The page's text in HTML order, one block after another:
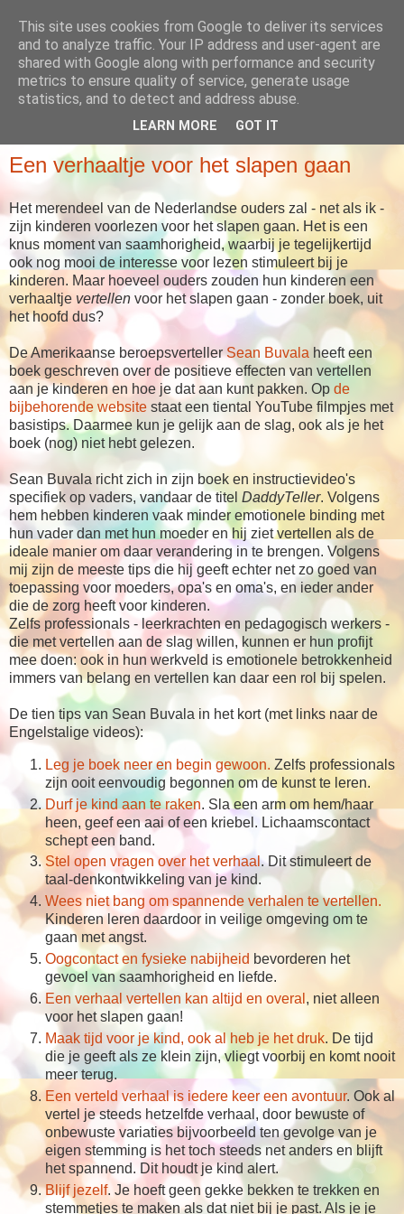
Babboes' blog
... meer dan alleen maar verhalen
Een verhaaltje voor het slapen gaan
Het merendeel van de Nederlandse ouders zal - net als ik -
zijn kinderen voorlezen voor het slapen gaan. Het is een
knus moment van saamhorigheid, waarbij je tegelijkertijd
ook nog mooi de interesse voor lezen stimuleert bij je
kinderen. Maar hoeveel ouders zouden hun kinderen een
verhaaltje vertellen voor het slapen gaan - zonder boek, uit
het hoofd dus?
De Amerikaanse beroepsvertellerSean Buvala heeft een
boek geschreven over de positieve effecten van vertellen
aan je kinderen en hoe je dat aan kunt pakken. Op de
bijbehorende website staat een tiental YouTube filmpjes met
basistips. Daarmee kun je gelijk aan de slag, ook als je het
boek (nog) niet hebt gelezen.
Sean Buvala richt zich in zijn boek en instructievideo's
specifiek op vaders, vandaar de titel DaddyTeller. Volgens
hem hebben kinderen vaak minder emotionele binding met
hun vader dan met hun moeder en hij ziet vertellen als de
ideale manier om daar verandering in te brengen. Volgens
mij zijn de meeste tips die hij geeft echter net zo goed van
toepassing voor moeders, opa's en oma's, en ieder ander
die de zorg heeft voor kinderen.
Zelfs professionals - leerkrachten en pedagogisch werkers -
die met vertellen aan de slag willen, kunnen er hun profijt
mee doen: ook in hun werkveld is emotionele betrokkenheid
immers van belang en vertellen kan daar een rol bij spelen.
De tien tips van Sean Buvala in het kort (met links naar de
Engelstalige videos):
Leg je boek neer en begin gewoon. Zelfs professionals
zijn ooit eenvoudig begonnen om de kunst te leren.
Durf je kind aan te raken. Sla een arm om hem/haar
heen, geef een aai of een kriebel. Lichaamscontact
schept een band.
Stel open vragen over het verhaal. Dit stimuleert de
taal-denkontwikkeling van je kind.
Wees niet bang om spannende verhalen te vertellen.
Kinderen leren daardoor in veilige omgeving om te
gaan met angst.
Oogcontact en fysieke nabijheid bevorderen het
gevoel van saamhorigheid en liefde.
Een verhaal vertellen kan altijd en overal , niet alleen
voor het slapen gaan!
Maak tijd voor je kind, ook al heb je het druk. De tijd
die je geeft als ze klein zijn, vliegt voorbij en komt nooit
meer terug.
Een verteld verhaal is iedere keer een avontuur. Ook al
vertel je steeds hetzelfde verhaal, door bewuste of
onbewuste variaties bijvoorbeeld ten gevolge van je
eigen stemming is het toch steeds net anders en blijft
het spannend. Dit houdt je kind alert.
Blijf jezelf. Je hoeft geen gekke bekken te trekken en
stemmetjes te maken als dat niet bij je past. Als je je
This site uses cookies from Google to deliver its services
and to analyze traffic. Your IP address and user-agent are
shared with Google along with performance and security
metrics to ensure quality of service, generate usage
statistics, and to detect and address abuse.
LEARN MORE GOT IT